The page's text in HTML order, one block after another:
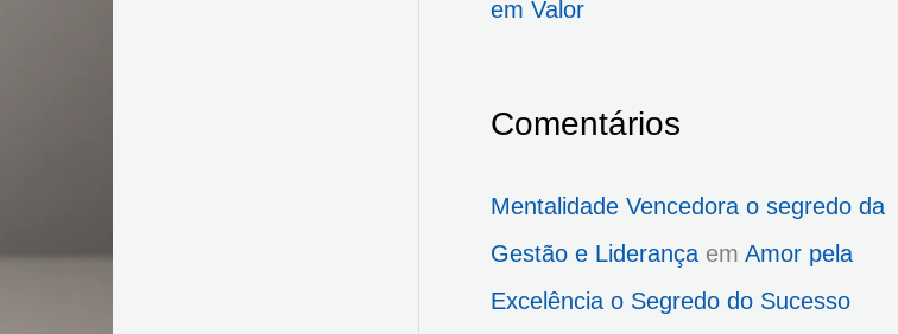
em Valor
Comentários
Mentalidade Vencedora o segredo da
Gestão e Liderançaem Amor pela
Excelência o Segredo do Sucesso